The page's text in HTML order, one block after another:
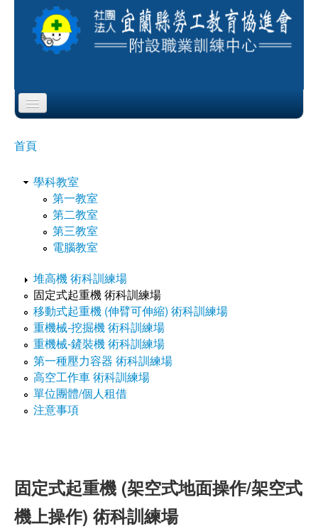
Skip to content
Skip to navigation
服務項目
公布欄
課程公告
即測即評
職安測驗
交通位置
線上報名
資安公告
您在這裡
首頁
學科教室
第一教室
第二教室
第三教室
電腦教室
堆高機 術科訓練場
固定式起重機 術科訓練場
移動式起重機 (伸臂可伸縮) 術科訓練場
重機械-挖掘機 術科訓練場
重機械-鏟裝機 術科訓練場
第一種壓力容器 術科訓練場
高空工作車 術科訓練場
單位團體/個人租借
注意事項
固定式起重機 (架空式地面操作/架空式
機上操作) 術科訓練場